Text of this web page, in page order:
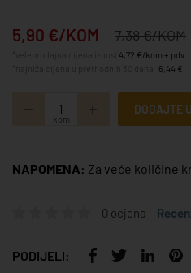
5,90 €/KOM 7,38 €/KOM
4,72 €/kom + pdv
6,44 €
kom
DODAJTE
NAPOMENA: Za veće količine
0 ocjena
PODIJELI: